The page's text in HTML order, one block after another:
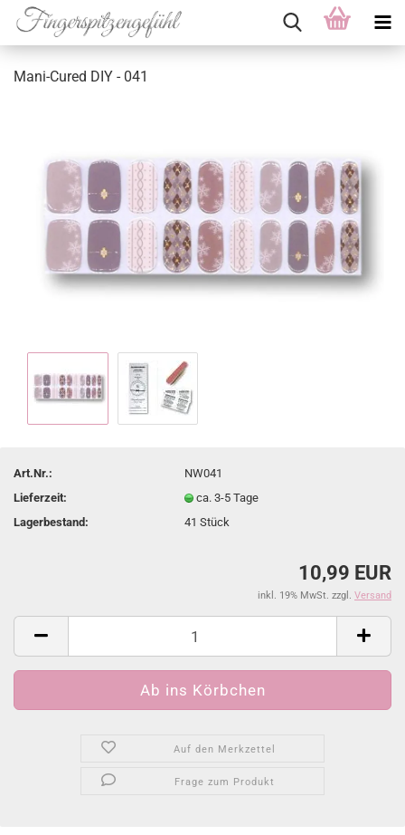
Mani-Cured DIY - 041
Art.Nr.:
NW041
Lieferzeit:
ca. 3-5 Tage
Lagerbestand:
41Stück
10,99 EUR
inkl. 19% MwSt. zzgl. Versand
Auf den Merkzettel
Frage zum Produkt